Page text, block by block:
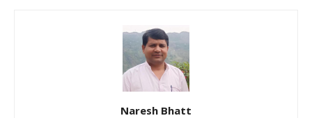
Naresh Bhatt